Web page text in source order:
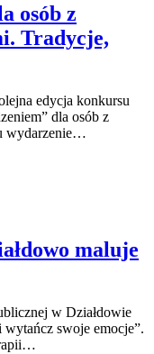
osób z
Tradycje,
edycja konkursu
dla osób z
wydarzenie…
maluje
w Działdowie
swoje emocje”.